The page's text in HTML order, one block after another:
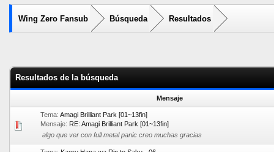
Wing Zero Fansub Búsqueda Resultados
Resultados de la búsqueda
Mensaje
Tema: Amagi Brilliant Park [01~13fin]
Mensaje: RE: Amagi Brilliant Park [01~13fin]
algo que ver con full metal panic creo muchas gracias